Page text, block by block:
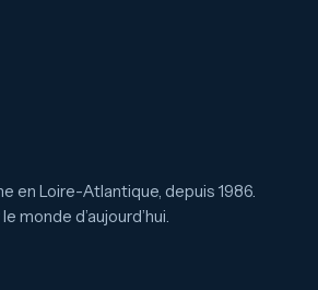
en Loire-Atlantique, depuis 1986.
monde d’aujourd’hui.